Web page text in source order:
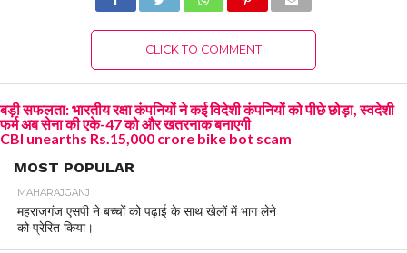
CLICK TO COMMENT
बड़ी सफलता: भारतीय रक्षा कंपनियों ने कई विदेशी कंपनियों को पीछे छोड़ा, स्वदेशी
फर्म अब सेना की एके-47 को और खतरनाक बनाएगी
CBI unearths Rs.15,000 crore bike bot scam
MOST POPULAR
MAHARAJGANJ
महराजगंज एसपी ने बच्चों को पढ़ाई के साथ खेलों में भाग लेने
को प्रेरित किया।